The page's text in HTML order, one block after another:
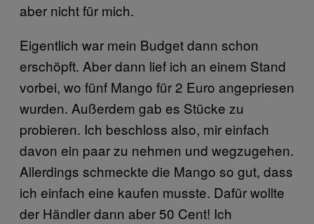
aber nicht für mich.
Eigentlich war mein Budget dann schon
erschöpft. Aber dann lief ich an einem Stand
vorbei, wo fünf Mango für 2 Euro angepriesen
wurden. Außerdem gab es Stücke zu
probieren. Ich beschloss also, mir einfach
davon ein paar zu nehmen und wegzugehen.
Allerdings schmeckte die Mango so gut, dass
ich einfach eine kaufen musste. Dafür wollte
der Händler dann aber 50 Cent! Ich